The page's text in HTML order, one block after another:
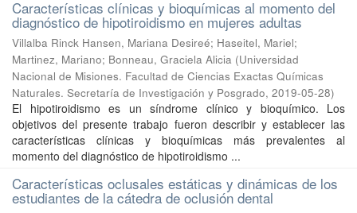
Características clínicas y bioquímicas al momento del
diagnóstico de hipotiroidismo en mujeres adultas
Villalba Rinck Hansen, Mariana Desireé; Haseitel, Mariel;
Martinez, Mariano; Bonneau, Graciela Alicia (Universidad
Nacional de Misiones. Facultad de Ciencias Exactas Químicas
Naturales. Secretaría de Investigación y Posgrado, 2019-05-28)
El hipotiroidismo es un síndrome clínico y bioquímico. Los
objetivos del presente trabajo fueron describir y establecer las
características clínicas y bioquímicas más prevalentes al
momento del diagnóstico de hipotiroidismo ...
Características oclusales estáticas y dinámicas de los
estudiantes de la cátedra de oclusión dental